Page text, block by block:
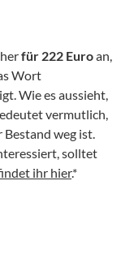
für 222 Euroan,
Wort
Wie es aussieht,
vermutlich,
Bestand weg ist.
solltet
ihr hier.*